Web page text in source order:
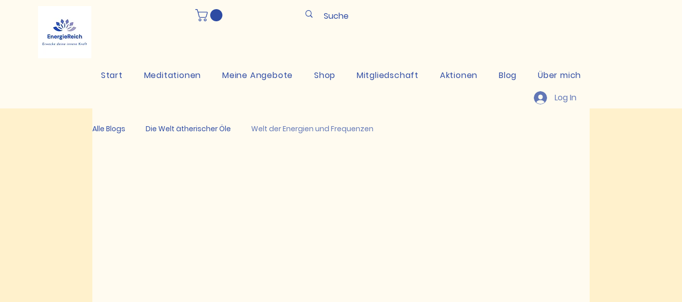
Start Meditationen Meine Angebote Shop Mitgliedschaft Aktionen Blog
Über mich
Log In
Alle Blogs Die Welt ätherischer Öle Welt der Energien und Frequenzen